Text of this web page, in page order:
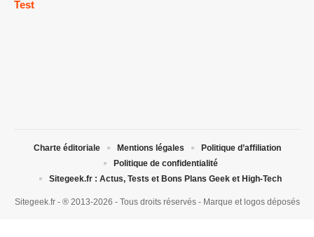
Test
Sitegeek.fr - ® 2013-2026 - Tous droits réservés - Marque et logos déposés
Charte éditoriale Mentions légales
Politique d’affiliation
Politique de confidentialité
Sitegeek.fr : Actus, Tests et Bons Plans Geek et High-Tech